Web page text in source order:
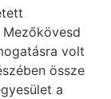
volt
össze
a